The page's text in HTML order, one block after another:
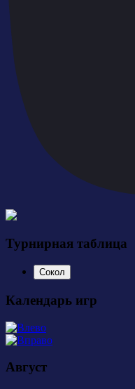
Турнирная таблица
Сокол
Календарь игр
Август